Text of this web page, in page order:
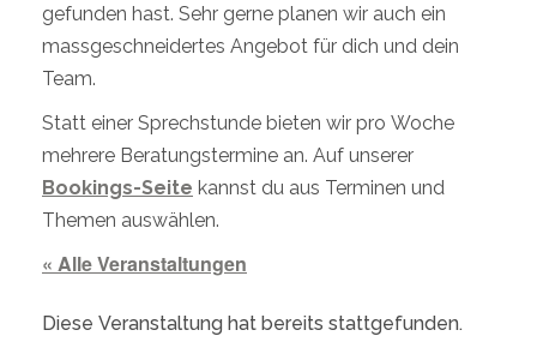
gefunden hast. Sehr gerne planen wir auch ein
massgeschneidertes Angebot für dich und dein
Team.
Statt einer Sprechstunde bieten wir pro Woche
mehrere Beratungstermine an. Auf unserer
Bookings-Seite kannst du aus Terminen und
Themen auswählen.
« Alle Veranstaltungen
Diese Veranstaltung hat bereits stattgefunden.